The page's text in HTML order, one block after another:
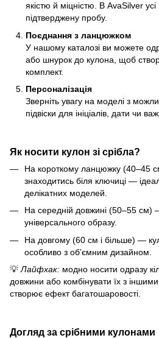
якістю й міцністю. В AvaSilver
підтверджену пробу.
Поєднання з ланцюжком
У нашому каталозі ви можете
або шнурок до кулона, щоб
комплект.
Персоналізація
Зверніть увагу на моделі з
підвіски для ініціалів, дати чи
Як носити кулон зі срібла?
На короткому ланцюжку (40–45
знаходитись біля ключиці —
делікатних моделей.
На середній довжині (50–55 см)
універсального образу.
На довгому (60 см і більше) —
особливо з об’ємним дизайном.
💡 Лайфхак: модно носити одразу
довжини або комбінувати їх з
створює ефект багатошаровості.
Догляд за срібними кулонами